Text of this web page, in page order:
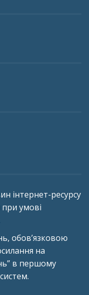
інтернет-ресурсу
умові
обов’язковою
на
в першому